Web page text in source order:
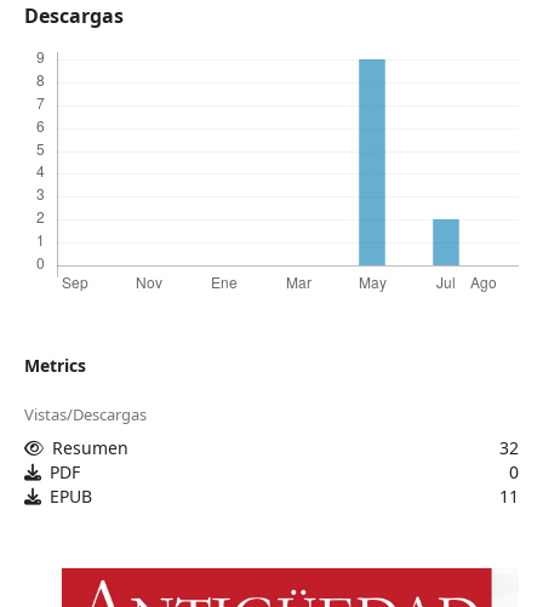
Descargas
Metrics
Vistas/Descargas
Resumen
32
PDF
0
EPUB
11